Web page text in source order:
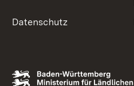
Datenschutz